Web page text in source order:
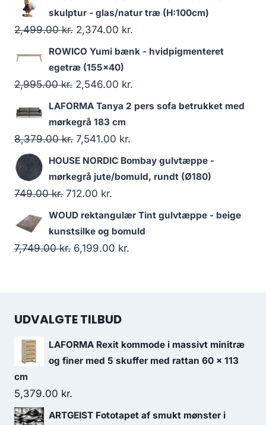
skulptur - glas/natur træ (H:100cm)
2,499.00kr. 2,374.00 kr.
ROWICO Yumi bænk - hvidpigmenteret
egetræ (155x40)
2,995.00kr. 2,546.00 kr.
LAFORMA Tanya 2 pers sofa betrukket med
mørkegrå 183 cm
8,379.00kr. 7,541.00 kr.
HOUSE NORDIC Bombay gulvtæppe -
mørkegrå jute/bomuld, rundt (Ø180)
749.00kr. 712.00 kr.
WOUD rektangulær Tint gulvtæppe - beige
kunstsilke og bomuld
7,749.00kr. 6,199.00 kr.
UDVALGTE TILBUD
LAFORMA Rexit kommode i massivt minitræ
og finer med 5 skuffer med rattan 60 x 113
cm
5,379.00 kr.
ARTGEIST Fototapet af smukt mønster i